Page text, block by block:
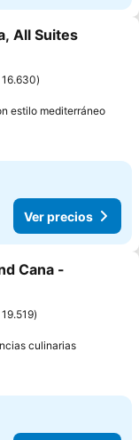
All Suites
16.630
estilo mediterráneoVer
Ver precios
Cana -
19.519
culinariasVer